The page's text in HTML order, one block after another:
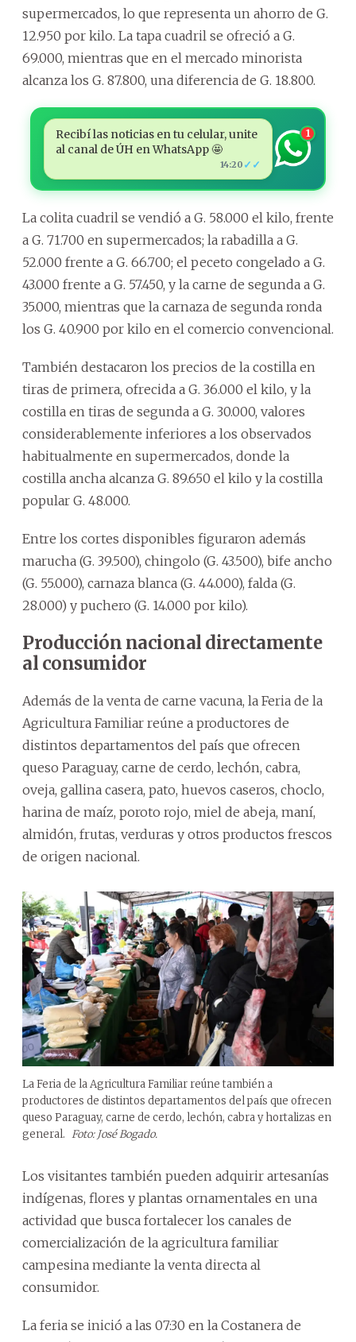
supermercados, lo que representa un ahorro de G.
12.950 por kilo. La tapa cuadril se ofreció a G.
69.000, mientras que en el mercado minorista
alcanza los G. 87.800, una diferencia de G. 18.800.
Recibí las noticias en tu celular, unite
al canal de ÚH en WhatsApp 🤩
14:20 ✓✓
1
La colita cuadril se vendió a G. 58.000 el kilo, frente
a G. 71.700 en supermercados; la rabadilla a G.
52.000 frente a G. 66.700; el peceto congelado a G.
43.000 frente a G. 57.450, y la carne de segunda a G.
35.000, mientras que la carnaza de segunda ronda
los G. 40.900 por kilo en el comercio convencional.
También destacaron los precios de la costilla en
tiras de primera, ofrecida a G. 36.000 el kilo, y la
costilla en tiras de segunda a G. 30.000, valores
considerablemente inferiores a los observados
habitualmente en supermercados, donde la
costilla ancha alcanza G. 89.650 el kilo y la costilla
popular G. 48.000.
Entre los cortes disponibles figuraron además
marucha (G. 39.500), chingolo (G. 43.500), bife ancho
(G. 55.000), carnaza blanca (G. 44.000), falda (G.
28.000) y puchero (G. 14.000 por kilo).
Producción nacional directamente
al consumidor
Además de la venta de carne vacuna, la Feria de la
Agricultura Familiar reúne a productores de
distintos departamentos del país que ofrecen
queso Paraguay, carne de cerdo, lechón, cabra,
oveja, gallina casera, pato, huevos caseros, choclo,
harina de maíz, poroto rojo, miel de abeja, maní,
almidón, frutas, verduras y otros productos frescos
de origen nacional.
La Feria de la Agricultura Familiar reúne también a
productores de distintos departamentos del país que ofrecen
queso Paraguay, carne de cerdo, lechón, cabra y hortalizas en
general. Foto: José Bogado.
Los visitantes también pueden adquirir artesanías
indígenas, flores y plantas ornamentales en una
actividad que busca fortalecer los canales de
comercialización de la agricultura familiar
campesina mediante la venta directa al
consumidor.
La feria se inició a las 07:30 en la Costanera de